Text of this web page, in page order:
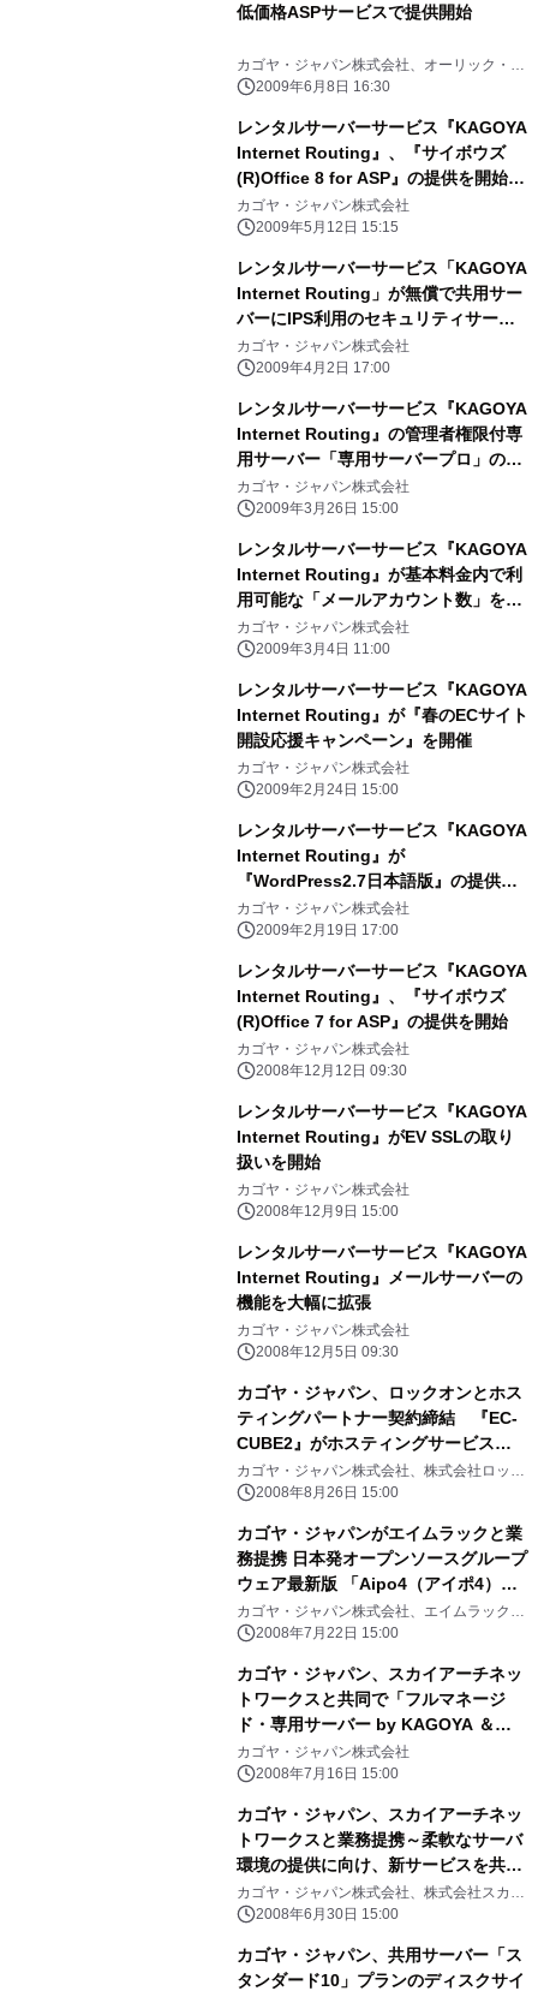
低価格ASPサービスで提供開始
カゴヤ・ジャパン株式会社、オーリック・シ
ステムズ株式会社
2009年6月8日 16:30
レンタルサーバーサービス『KAGOYA
Internet Routing』、『サイボウズ
(R)Office 8 for ASP』の提供を開始
http://www.kagoya.net/
カゴヤ・ジャパン株式会社
2009年5月12日 15:15
レンタルサーバーサービス「KAGOYA
Internet Routing」が無償で共用サー
バーにIPS利用のセキュリティサービ
ス「侵入検知・ブロックオプション」
を標準装備
カゴヤ・ジャパン株式会社
2009年4月2日 17:00
レンタルサーバーサービス『KAGOYA
Internet Routing』の管理者権限付専
用サーバー「専用サーバープロ」のオ
プションに、月額3,150円の専有外部
ストレージサービス登場
カゴヤ・ジャパン株式会社
2009年3月26日 15:00
レンタルサーバーサービス『KAGOYA
Internet Routing』が基本料金内で利
用可能な「メールアカウント数」を最
大で30倍に増量
カゴヤ・ジャパン株式会社
2009年3月4日 11:00
レンタルサーバーサービス『KAGOYA
Internet Routing』が『春のECサイト
開設応援キャンペーン』を開催
カゴヤ・ジャパン株式会社
2009年2月24日 15:00
レンタルサーバーサービス『KAGOYA
Internet Routing』が
『WordPress2.7日本語版』の提供を
開始
カゴヤ・ジャパン株式会社
2009年2月19日 17:00
レンタルサーバーサービス『KAGOYA
Internet Routing』、『サイボウズ
(R)Office 7 for ASP』の提供を開始
カゴヤ・ジャパン株式会社
2008年12月12日 09:30
レンタルサーバーサービス『KAGOYA
Internet Routing』がEV SSLの取り
扱いを開始
カゴヤ・ジャパン株式会社
2008年12月9日 15:00
レンタルサーバーサービス『KAGOYA
Internet Routing』メールサーバーの
機能を大幅に拡張
カゴヤ・ジャパン株式会社
2008年12月5日 09:30
カゴヤ・ジャパン、ロックオンとホス
ティングパートナー契約締結 『EC-
CUBE2』がホスティングサービス
『KAGOYA Internet Routing』に正
式対応
カゴヤ・ジャパン株式会社、株式会社ロック
オン2008年8月26日 15:00
カゴヤ・ジャパンがエイムラックと業
務提携 日本発オープンソースグループ
ウェア最新版 「Aipo4（アイポ4）」
を同社ホスティングサービス
「KAGOYA Internet Routing」にて
カゴヤ・ジャパン株式会社、エイムラック株
式会社
2008年7月22日 15:00
カゴヤ・ジャパン、スカイアーチネッ
トワークスと共同で「フルマネージ
ド・専用サーバー by KAGOYA ＆
SKYARCH」サービスを開始
カゴヤ・ジャパン株式会社
2008年7月16日 15:00
カゴヤ・ジャパン、スカイアーチネッ
トワークスと業務提携～柔軟なサーバ
環境の提供に向け、新サービスを共同
開発～
カゴヤ・ジャパン株式会社、株式会社スカイ
アーチネットワークス
2008年6月30日 15:00
カゴヤ・ジャパン、共用サーバー「ス
タンダード10」プランのディスクサイ